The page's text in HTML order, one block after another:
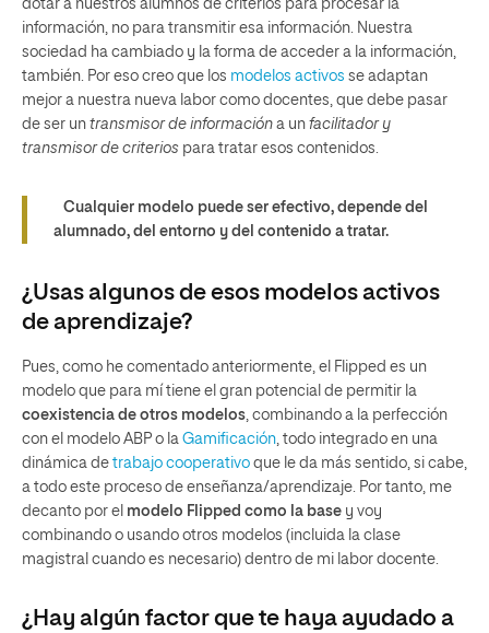
dotar a nuestros alumnos de criterios para procesar la
información, no para transmitir esa información. Nuestra
sociedad ha cambiado y la forma de acceder a la información,
también. Por eso creo que los modelos activos se adaptan
mejor a nuestra nueva labor como docentes, que debe pasar
de ser un transmisor de información a un facilitador y
transmisor de criterios para tratar esos contenidos.
Cualquier modelo puede ser efectivo, depende del
alumnado, del entorno y del contenido a tratar.
¿Usas algunos de esos modelos activos
de aprendizaje?
Pues, como he comentado anteriormente, el Flipped es un
modelo que para mí tiene el gran potencial de permitir la
coexistencia de otros modelos, combinando a la perfección
con el modelo ABP o la Gamificación, todo integrado en una
dinámica de trabajo cooperativo que le da más sentido, si cabe,
a todo este proceso de enseñanza/aprendizaje. Por tanto, me
decanto por el modelo Flipped como la base y voy
combinando o usando otros modelos (incluida la clase
magistral cuando es necesario) dentro de mi labor docente.
¿Hay algún factor que te haya ayudado a